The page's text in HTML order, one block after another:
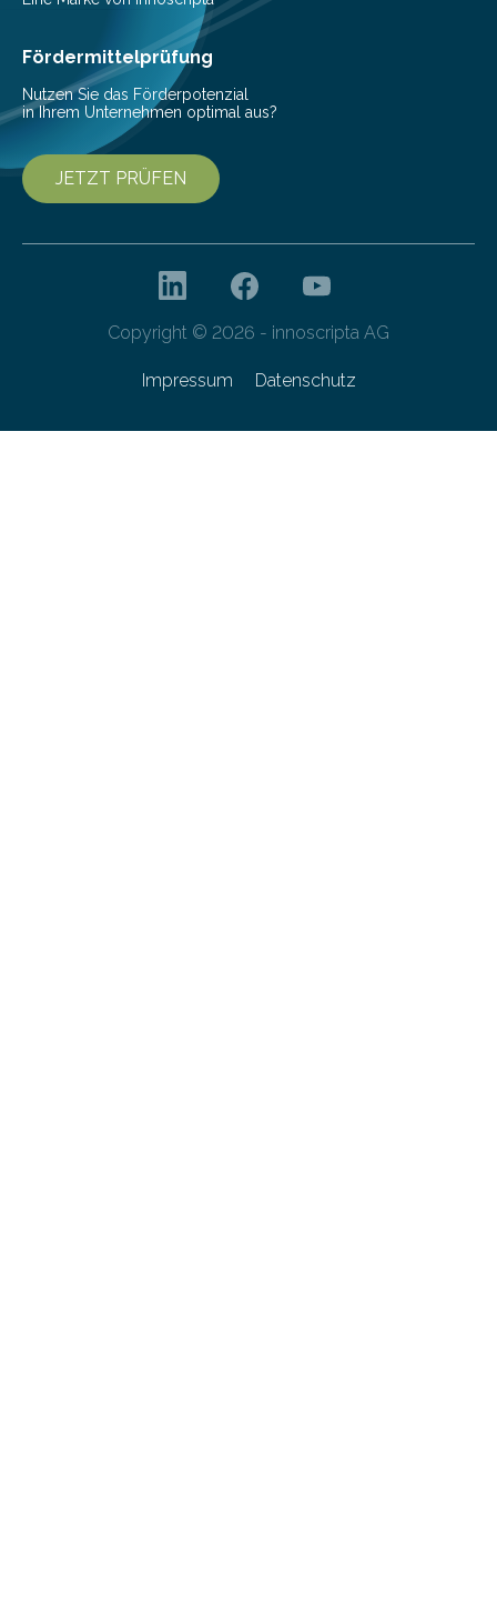
haben nun gezeigt, dass viele…
Fördermittelprüfung
Nutzen Sie das Förderpotenzial
in Ihrem Unternehmen optimal aus?
JETZT PRÜFEN
Copyright © 2026 - innoscripta AG
Impressum Datenschutz